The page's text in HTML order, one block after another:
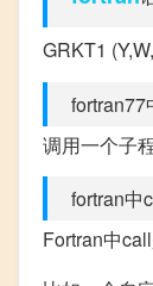
GRKT1
调用一个子
fortran中
Fortran中